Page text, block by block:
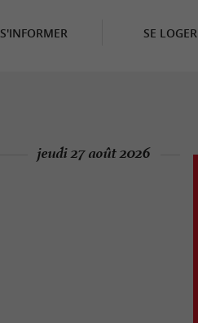
S'INFORMER SE LOGER
jeudi 27 août 2026